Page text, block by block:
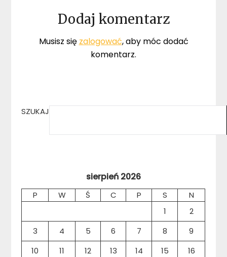
Dodaj komentarz
Musisz się zalogować, aby móc dodać
komentarz.
SZUKAJ
sierpień 2026
P W Ś C P S
N
1
2
3
4 5 6 7 8
9
10
11 12 13 14 15
16